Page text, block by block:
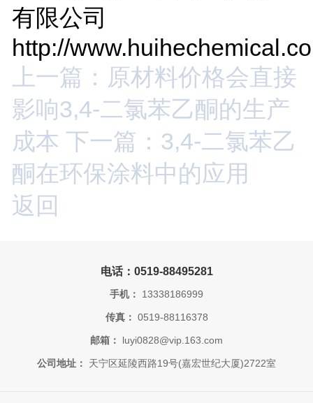
有限公司
http://
上一篇：原材料价格会直接
影响3,4-二氯苯乙酮的生产
成本 下一篇：3,4-二氯苯乙
酮在环保涂料中的应用
返回
电话：0519-88495281
手机： 13338186999
传真： 0519-88116378
邮箱： luyi0828@vip.163.com
公司地址： 天宁区延陵西路19号(嘉宏世纪大厦)2722室